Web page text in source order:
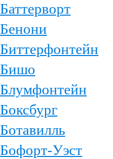
Баттерворт
Бенони
Биттерфонтейн
Бишо
Блумфонтейн
Боксбург
Ботавилль
Бофорт-Уэст